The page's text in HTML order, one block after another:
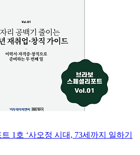
1호 ‘사오정 시대, 73세까지 일하기